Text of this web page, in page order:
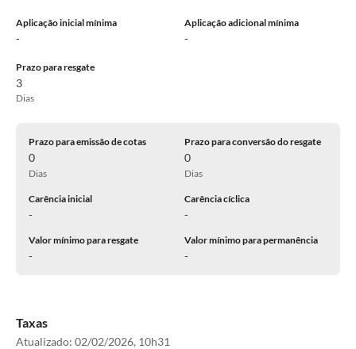
Aplicação inicial mínima
-
Aplicação adicional mínima
-
Prazo para resgate
3
Dias
Prazo para emissão de cotas
0
Dias
Prazo para conversão do resgate
0
Dias
Carência inicial
-
Carência cíclica
-
Valor mínimo para resgate
-
Valor mínimo para permanência
-
Taxas
Atualizado: 02/02/2026, 10h31